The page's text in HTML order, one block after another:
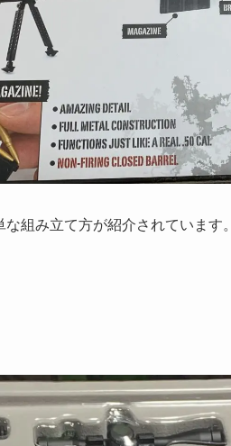
組み立て方が紹介されています。